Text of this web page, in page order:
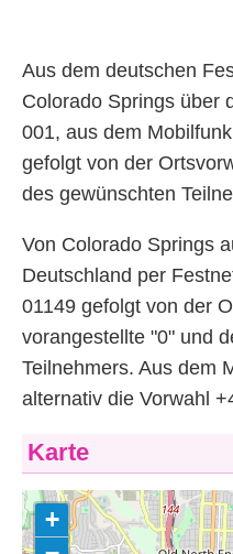
Aus dem deutschen
Colorado Springs über
001, aus dem
gefolgt von der
des gewünschten
Von Colorado Springs
Deutschland per
01149 gefolgt von der
vorangestellte "0" und
Teilnehmers. Aus dem
alternativ die Vorwahl
Karte